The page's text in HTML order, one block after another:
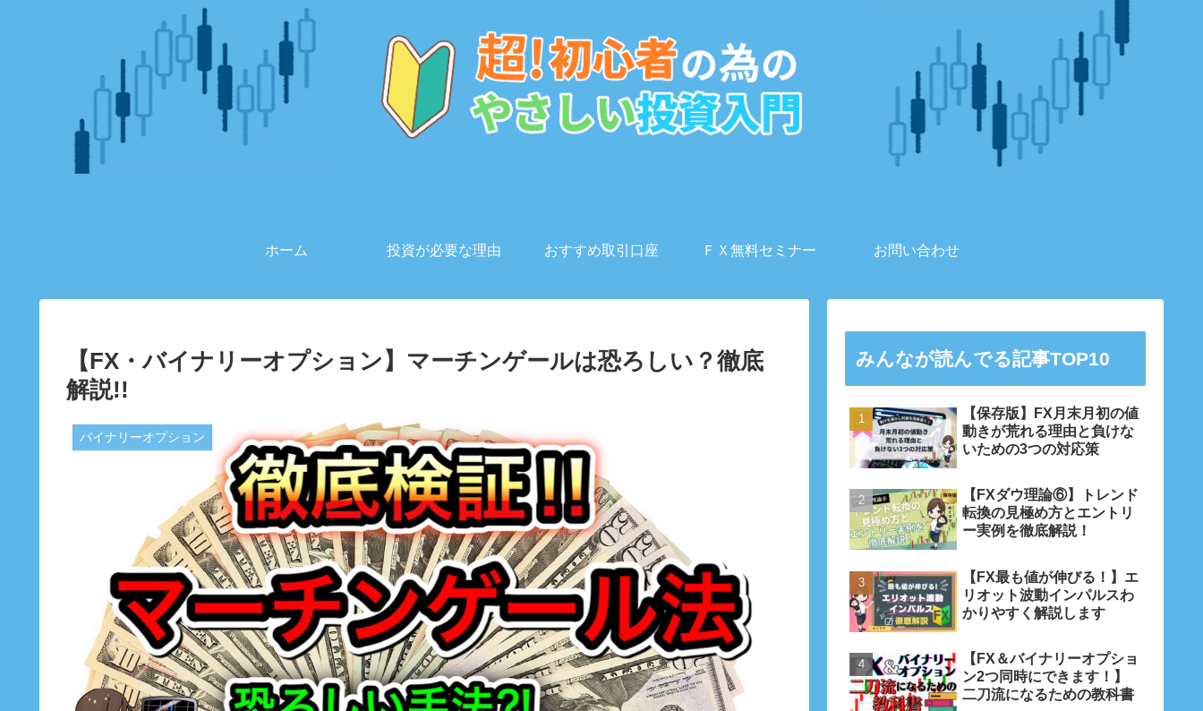
ホーム 投資が必要な理由 おすすめ取引口座 ＦＸ無料セミナー お問い合わせ
【FX・バイナリーオプション】マーチンゲールは恐ろしい？徹底
解説!!
バイナリーオプション
みんなが読んでる記事TOP10
【保存版】FX月末月初の値
動きが荒れる理由と負けな
いための3つの対応策
【FXダウ理論⑥】トレンド
転換の見極め方とエントリ
ー実例を徹底解説！
【FX最も値が伸びる！】エ
リオット波動インパルスわ
かりやすく解説します
【FX＆バイナリーオプショ
ン2つ同時にできます！】
二刀流になるための教科書